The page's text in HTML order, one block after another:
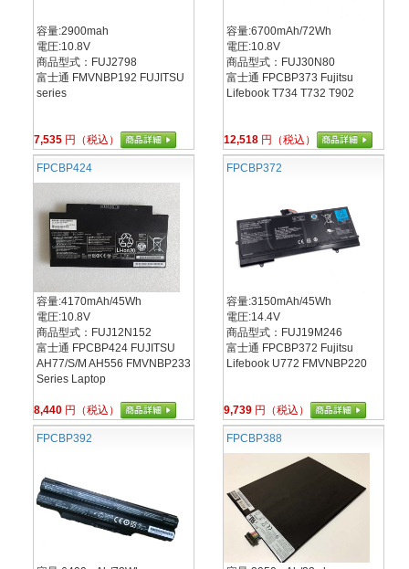
容量:2900mah
電圧:10.8V
商品型式：FUJ2798
富士通 FMVNBP192 FUJITSU
series
7,535 円（税込）
容量:6700mAh/72Wh
電圧:10.8V
商品型式：FUJ30N80
富士通 FPCBP373 Fujitsu
Lifebook T734 T732 T902
12,518 円（税込）
FPCBP424
容量:4170mAh/45Wh
電圧:10.8V
商品型式：FUJ12N152
富士通 FPCBP424 FUJITSU
AH77/S/M AH556 FMVNBP233
Series Laptop
8,440 円（税込）
FPCBP372
容量:3150mAh/45Wh
電圧:14.4V
商品型式：FUJ19M246
富士通 FPCBP372 Fujitsu
Lifebook U772 FMVNBP220
9,739 円（税込）
FPCBP392 FPCBP388